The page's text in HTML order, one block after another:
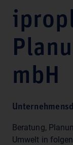
mbH
Beratung, Planung und Projektmanagement für Bau und
Umwelt in